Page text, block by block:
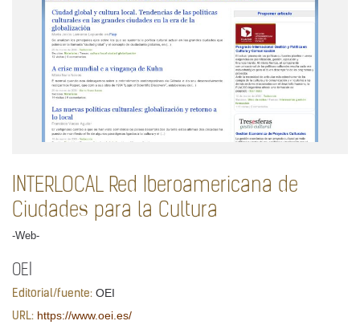
INTERLOCAL Red Iberoamericana de
Ciudades para la Cultura
-Web-
OEI
Editorial/fuente: OEI
URL: https://www.oei.es/